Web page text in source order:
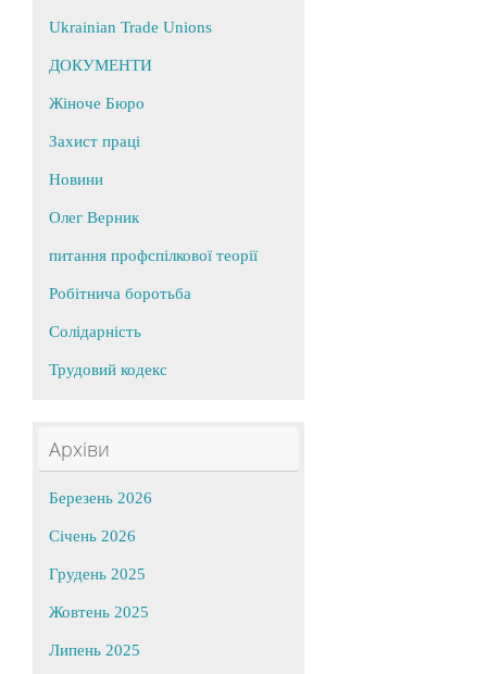
Ukrainian Trade Unions
ДОКУМЕНТИ
Жіноче Бюро
Захист праці
Новини
Олег Верник
питання профспілкової теорії
Робітнича боротьба
Солідарність
Трудовий кодекс
Архіви
Березень 2026
Січень 2026
Грудень 2025
Жовтень 2025
Липень 2025